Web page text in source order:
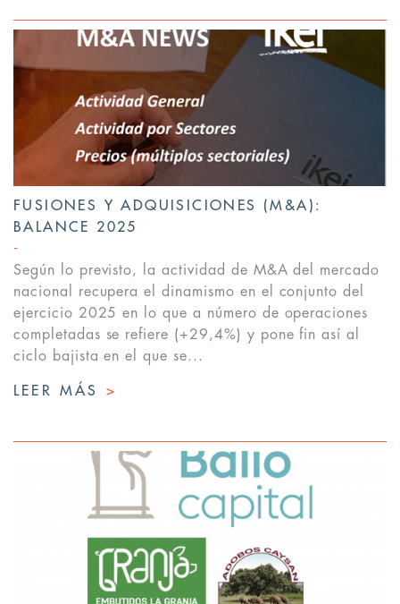
FUSIONES Y ADQUISICIONES (M&A):
BALANCE 2025
Según lo previsto, la actividad de M&A del mercado
nacional recupera el dinamismo en el conjunto del
ejercicio 2025 en lo que a número de operaciones
completadas se refiere (+29,4%) y pone fin así al
ciclo bajista en el que se...
LEER MÁS >